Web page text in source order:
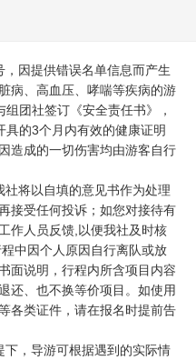
因提供错误名单信息而产生
病、高血压、哮喘等疾病的游
团社签订《安全责任书》，
的3个月内有效的健康证明
造成的一切伤害均由游客自行
将以自填的意见书作为处理
接受任何投诉；如您对接待有
作人员反馈,以便我社及时核
中因个人原因自行离队或放
面说明，行程内所含项目内容
还、也不换等价项目。如使用
各类证件，请在报名时提前告
，导游可根据遇到的实际情